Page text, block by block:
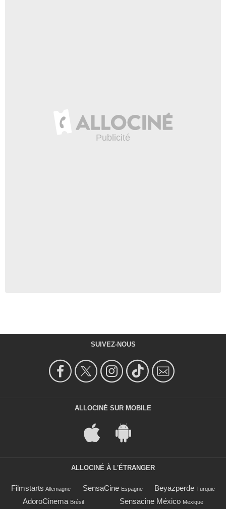
SUIVEZ-NOUS
ALLOCINÉ SUR MOBILE
ALLOCINÉ À L'ÉTRANGER
Filmstarts Allemagne SensaCine Espagne Beyazperde Turquie
AdoroCinema Brésil Sensacine México Mexique